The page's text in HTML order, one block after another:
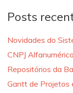
Posts
Novidades do
CNPJ Alfanumérico
Repositórios da
Gantt de Projetos